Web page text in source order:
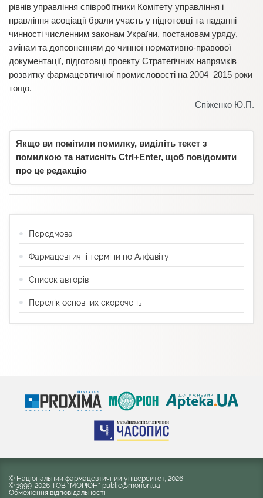
рівнів управління співробітники Комітету управління і
правління асоціації брали участь у підготовці та наданні
чинності численним законам України, постановам уряду,
змінам та доповненням до чинної нормативно-правової
документації, підготовці проекту Стратегічних напрямків
розвитку фармацевтичної промисловості на 2004–2015 роки
тощо.
Спіженко Ю.П.
Якщо ви помітили помилку, виділіть текст з
помилкою та натисніть Ctrl+Enter, щоб повідомити
про це редакцію
Передмова
Фармацевтичні терміни по Алфавіту
Список авторів
Перелік основних скорочень
© Національний фармацевтичний університет, 2026
© 1999-2026 ТОВ "МОРІОН" public@morion.ua
Обмеження відповідальності